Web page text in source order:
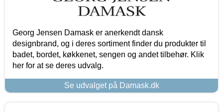
Georg Jensen Damask er anerkendt dansk
designbrand, og i deres sortiment finder du produkter til
badet, bordet, køkkenet, sengen og andet tilbehør. Klik
her for at se deres udvalg.
Se udvalget på Damask.dk